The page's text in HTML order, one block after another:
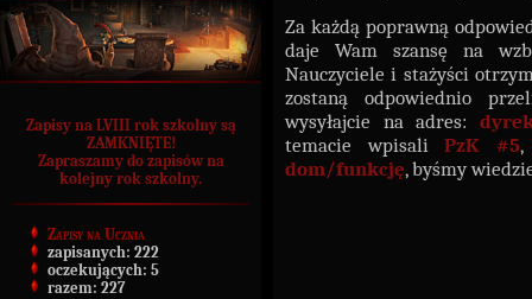
Zapisy na LVIII rok szkolny są
ZAMKNIĘTE!
Zapraszamy do zapisów na
kolejny rok szkolny.
Zapisy na Ucznia
zapisanych: 222
oczekujących: 5
razem: 227
Za każdą poprawną
daje Wam szansę na
Nauczyciele i stażyści
zostaną odpowiednio
wysyłajcie na adres:
temacie wpisali PzK #5,
dom/funkcję, byśmy